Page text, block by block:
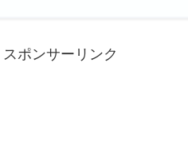
スポンサーリンク